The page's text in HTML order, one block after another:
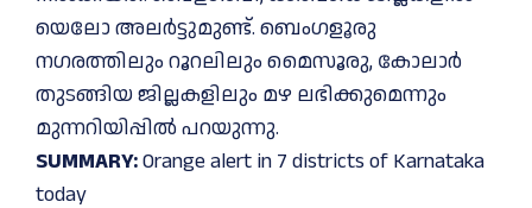
യെലോ അലർട്ടുമുണ്ട്. ബെംഗളൂരു
നഗരത്തിലും റൂറലിലും മൈസൂരു, കോലാർ
തുടങ്ങിയ ജില്ലകളിലും മഴ ലഭിക്കുമെന്നും
മുന്നറിയിപ്പില്‍ പറയുന്നു.
SUMMARY:Orange alert in 7 districts of Karnataka
today